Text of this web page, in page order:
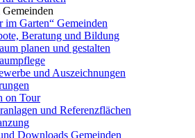
im Garten“ Gemeinden
Beratung und Bildung
planen und gestalten
und Auszeichnungen
on Tour
und Referenzflächen
Downloads Gemeinden